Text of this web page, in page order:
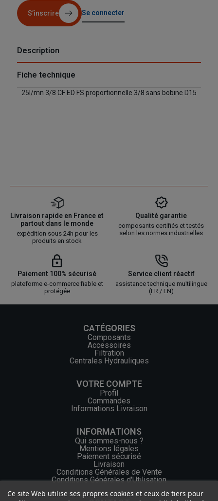
S’inscrire Se connecter
Description
Fiche technique
25l/mn 3/8 CF ED FS proportionnelle 3/8 sans bobine D15
Livraison rapide en France et
partout dans le monde
expédition sous 24h pour les
produits en stock
Qualité garantie
composants certifiés et testés
selon les normes industrielles
Paiement 100% sécurisé
plateforme e-commerce fiable et
protégée
Service client réactif
assistance technique multilingue
(FR / EN)
CATÉGORIES
Composants
Accessoires
Filtration
Centrales Hydrauliques
VOTRE COMPTE
Profil
Commandes
Informations Livraison
INFORMATIONS
Qui sommes-nous ?
Mentions légales
Paiement sécurisé
Livraison
Conditions Générales de Vente
Conditions Générales d'Utilisation
Ce site Web utilise ses propres cookies et ceux de tiers pour